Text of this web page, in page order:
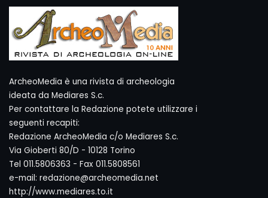
ArcheoMedia è una rivista di archeologia
ideata da Mediares S.c.
Per contattare la Redazione potete utilizzare i
seguenti recapiti:
Redazione ArcheoMedia c/o Mediares S.c.
Via Gioberti 80/D - 10128 Torino
Tel 011.5806363 - Fax 011.5808561
e-mail: redazione@archeomedia.net
http://www.mediares.to.it